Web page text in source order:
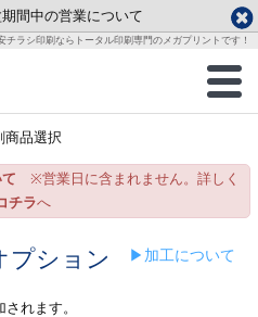
期間中の営業について
チラシ印刷ならトータル印刷専門のメガプリントです！
品一覧
ガイド
ガイド
レート
土
1
8
15
29
品選択
※営業日に含まれません。詳しく
チラへ
プション ▶加工について
れます。